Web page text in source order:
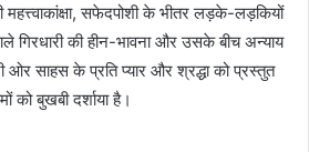
सफेदपोशी के भीतर लड़के-लड़कियों
गिरधारी की हीन-भावना और उसके बीच अन्याय
ओर साहस के प्रति प्यार और श्रद्धा को प्रस्तुत
को बुखबी दर्शाया है।